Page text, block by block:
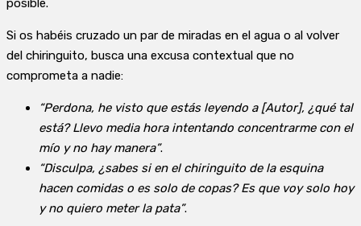
posible.
Si os habéis cruzado un par de miradas en el agua o al volver
del chiringuito, busca una excusa contextual que no
comprometa a nadie:
“Perdona, he visto que estás leyendo a [Autor], ¿qué tal
está? Llevo media hora intentando concentrarme con el
mío y no hay manera”.
“Disculpa, ¿sabes si en el chiringuito de la esquina
hacen comidas o es solo de copas? Es que voy solo hoy
y no quiero meter la pata”.